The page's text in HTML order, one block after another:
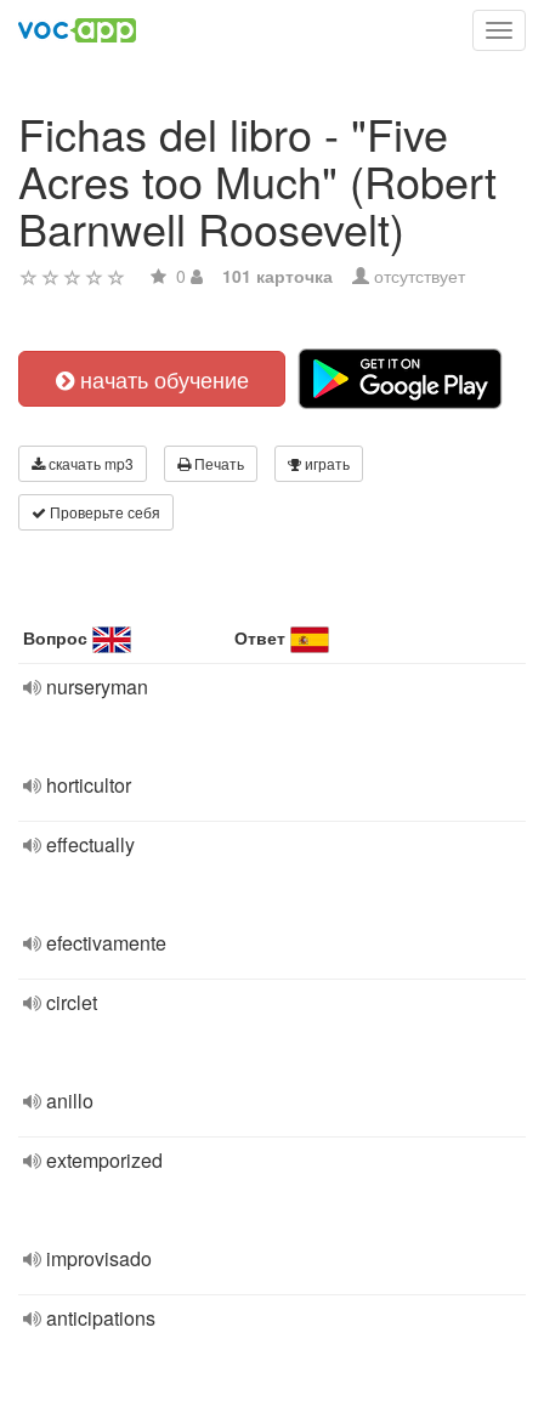
Fichas del libro - "Five
Acres too Much" (Robert
Barnwell Roosevelt)
0 101 карточка отсутствует
начать обучение
скачать mp3 Печать играть
Проверьте себя
Вопрос Ответ
nurseryman
horticultor
effectually
efectivamente
circlet
anillo
extemporized
improvisado
anticipations